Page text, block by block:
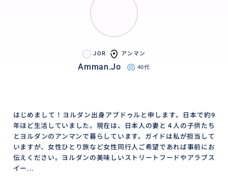
JOR アンマン
Amman.Jo 40代
はじめまして！ヨルダン出身アブドゥルと申します。日本で約9
年ほど生活していました。現在は、日本人の妻と４人の子供たち
とヨルダンのアンマンで暮らしています。ガイドは私が担当して
いますが、女性ひとり旅など女性同行人ご希望であれば事前にお
伝えください。ヨルダンの美味しいストリートフードやアラブス
イー...